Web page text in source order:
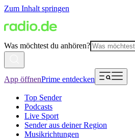
Zum Inhalt springen
Was möchtest du anhören?
App öffnenPrime entdecken
Top Sender
Podcasts
Live Sport
Sender aus deiner Region
Musikrichtungen